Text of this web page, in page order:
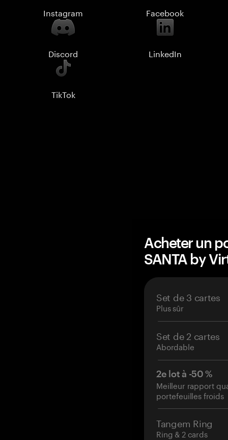
Instagram Facebook
Discord LinkedIn
TikTok
Acheter un
SANTA by
Set de 3 cartes
Plus sûr
Set de 2 cartes
Abordable
2e lot à -50 %
Meilleur rapport
portefeuilles froids
Tangem Ring
Ring & 2 cards